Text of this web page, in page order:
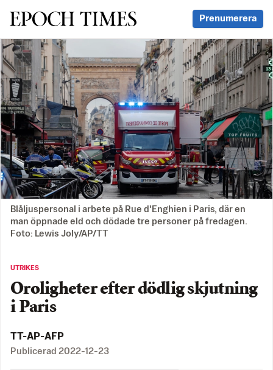
Svenska Epoch Times Prenumerera
Blåljuspersonal i arbete på Rue d'Enghien i Paris, där en
man öppnade eld och dödade tre personer på fredagen.
Foto: Lewis Joly/AP/TT
UTRIKES
Oroligheter efter dödlig skjutning
i Paris
TT-AP-AFP
Publicerad 2022-12-23